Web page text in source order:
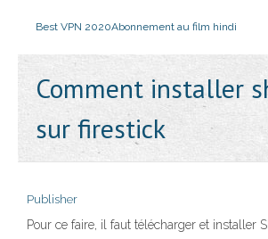
Best VPN 2020Abonnement au film hindi
Comment installer
sur firestick
Publisher
Pour ce faire, il faut télécharger et installer